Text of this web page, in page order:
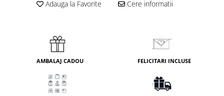
Adauga la Favorite Cere informatii
AMBALAJ CADOU FELICITARI INCLUSE